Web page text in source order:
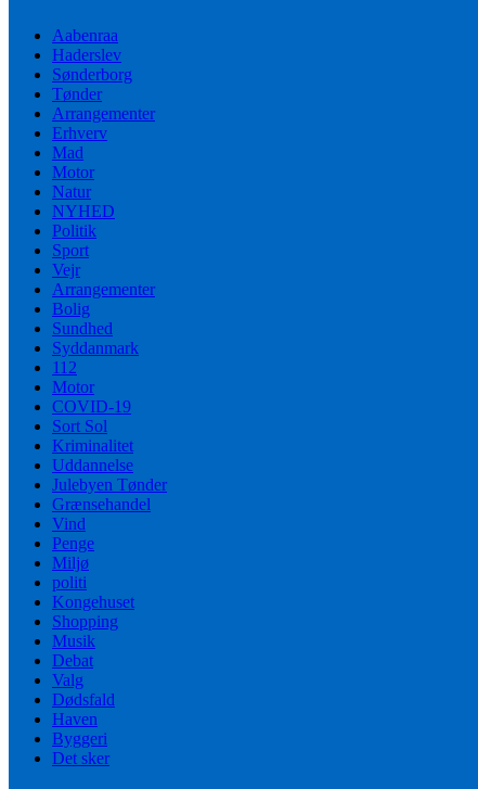
Aabenraa
Haderslev
Sønderborg
Tønder
Arrangementer
Erhverv
Mad
Motor
Natur
NYHED
Politik
Sport
Vejr
Arrangementer
Bolig
Sundhed
Syddanmark
112
Motor
COVID-19
Sort Sol
Kriminalitet
Uddannelse
Julebyen Tønder
Grænsehandel
Vind
Penge
Miljø
politi
Kongehuset
Shopping
Musik
Debat
Valg
Dødsfald
Haven
Byggeri
Det sker